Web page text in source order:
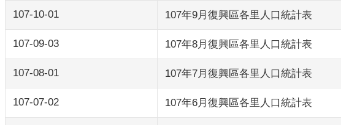
107-10-01 107年9月復興區各里人口統計表
107-09-03 107年8月復興區各里人口統計表
107-08-01 107年7月復興區各里人口統計表
107-07-02 107年6月復興區各里人口統計表